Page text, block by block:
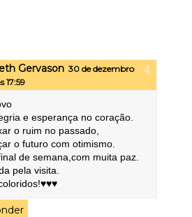
Gervason 30 de dezembro
17:59
e esperança no coração.
o ruim no passado,
o futuro com otimismo.
de semana,com muita paz.
pela visita.